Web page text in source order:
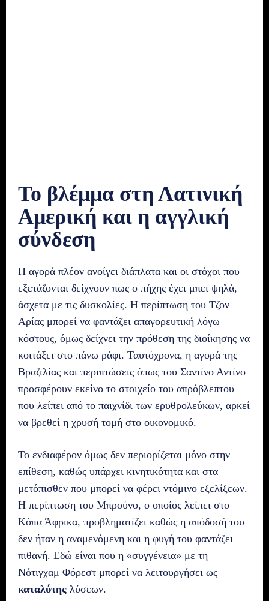
Το βλέμμα στη Λατινική
Αμερική και η αγγλική
σύνδεση
Η αγορά πλέον ανοίγει διάπλατα και οι στόχοι που
εξετάζονται δείχνουν πως ο πήχης έχει μπει ψηλά,
άσχετα με τις δυσκολίες. Η περίπτωση του Τζον
Αρίας μπορεί να φαντάζει απαγορευτική λόγω
κόστους, όμως δείχνει την πρόθεση της διοίκησης να
κοιτάξει στο πάνω ράφι. Ταυτόχρονα, η αγορά της
Βραζιλίας και περιπτώσεις όπως του Σαντίνο Αντίνο
προσφέρουν εκείνο το στοιχείο του απρόβλεπτου
που λείπει από το παιχνίδι των ερυθρολεύκων, αρκεί
να βρεθεί η χρυσή τομή στο οικονομικό.
Το ενδιαφέρον όμως δεν περιορίζεται μόνο στην
επίθεση, καθώς υπάρχει κινητικότητα και στα
μετόπισθεν που μπορεί να φέρει ντόμινο εξελίξεων.
Η περίπτωση του Μπρούνο, ο οποίος λείπει στο
Κόπα Άφρικα, προβληματίζει καθώς η απόδοσή του
δεν ήταν η αναμενόμενη και η φυγή του φαντάζει
πιθανή. Εδώ είναι που η «συγγένεια» με τη
Νότιγχαμ Φόρεστ μπορεί να λειτουργήσει ως
καταλύτης λύσεων.